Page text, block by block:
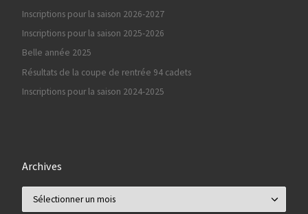
Inscriptions pour la saison 2026-2027
Inscriptions pour la saison 2025-2026
Belle année 2025
Résultats de la coupe de rentrée 94 cadets
Inscriptions pour la saison 2024-2025
Archives